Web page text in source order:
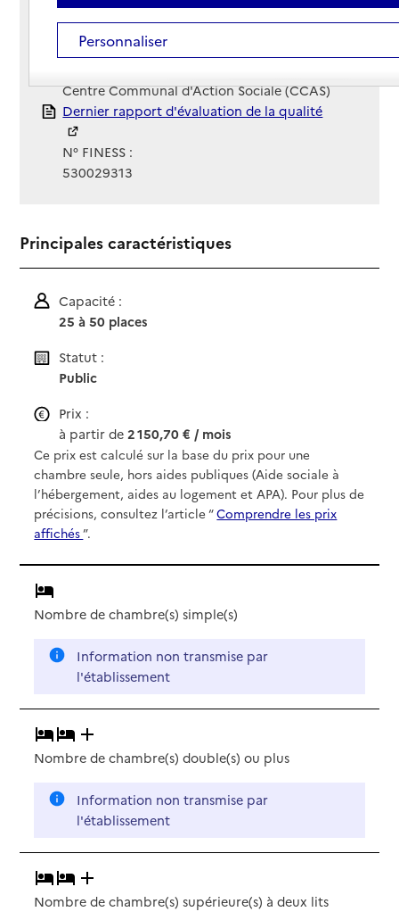
02 43 70 21 70
Contact
Contact
Site Internet
Site internet non renseigné
Centre Communal d'Action Sociale (CCAS)
Rapport HAS
Dernier rapport d'évaluation de la qualité
N° FINESS :
530029313
Principales caractéristiques
Capacité :
25 à 50 places
Statut :
Public
Prix :
à partir de2 150,70 € / mois
Ce prix est calculé sur la base du prix pour une
chambre seule, hors aides publiques (Aide sociale à
l’hébergement, aides au logement et APA). Pour plus de
précisions, consultez l’article “Comprendre les prix
affichés”.
Nombre de chambre(s) simple(s)
Information non transmise par
l'établissement
Nombre de chambre(s) double(s)ou plus
Information non transmise par
l'établissement
Nombre de chambre(s) supérieure(s) à deux lits
Personnaliser